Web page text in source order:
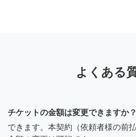
よくある
チケットの金額は変更できますか？
できます。本契約（依頼者様の前